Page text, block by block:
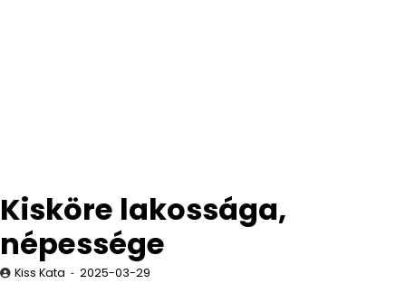
Kisköre lakossága,
népessége
Kiss Kata 2025-03-29